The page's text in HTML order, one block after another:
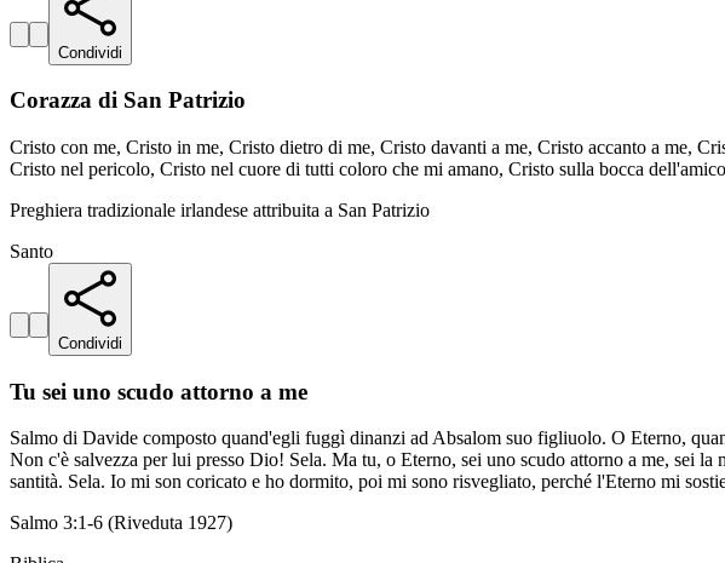
Condividi
Corazza di San Patrizio
Cristo con me, Cristo in me, Cristo dietro di me, Cristo davanti a me, Cristo accanto a me,
Cristo nel pericolo, Cristo nel cuore di tutti coloro che mi amano, Cristo sulla bocca
Preghiera tradizionale irlandese attribuita a San Patrizio
Santo
Condividi
Tu sei uno scudo attorno a me
Salmo di Davide composto quand'egli fuggì dinanzi ad Absalom suo figliuolo. O Eterno,
Non c'è salvezza per lui presso Dio! Sela. Ma tu, o Eterno, sei uno scudo attorno a me, sei
santità. Sela. Io mi son coricato e ho dormito, poi mi sono risvegliato, perché l'Eterno mi
Salmo 3:1-6 (Riveduta 1927)